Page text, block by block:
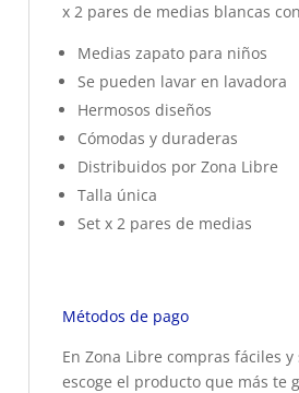
x 2 pares de medias blancas
Medias zapato para niños
Se pueden lavar en lavadora
Hermosos diseños
Cómodas y duraderas
Distribuidos por Zona Libre
Talla única
Set x 2 pares de medias
Métodos de pago
En Zona Libre compras fáciles
escoge el producto que más te